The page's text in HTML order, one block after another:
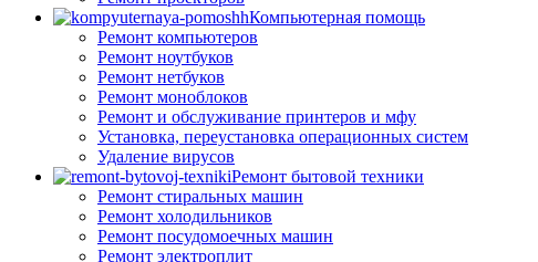
Компьютерная помощь
Ремонт компьютеров
Ремонт ноутбуков
Ремонт нетбуков
Ремонт моноблоков
Ремонт и обслуживание принтеров и мфу
Установка, переустановка операционных систем
Удаление вирусов
Ремонт бытовой техники
Ремонт стиральных машин
Ремонт холодильников
Ремонт посудомоечных машин
Ремонт электроплит